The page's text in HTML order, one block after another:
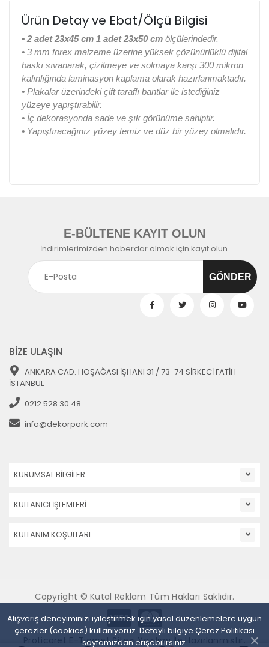
Ürün Detay ve Ebat/Ölçü Bilgisi
• 2 adet 23x45 cm 1 adet 23x50 cm ölçülerindedir.
• 3 mm forex malzeme üzerine yüksek çözünürlüklü dijital
baskı sıvanarak, çizilmeye ve solmaya karşı 300 mikron
kalınlığında laminasyon kaplama olarak hazırlanmaktadır.
• Plakalar üzerindeki çift taraflı bantlar ile istediğiniz
yüzeye yapıştırabilir.
• İç dekorasyonda sade ve şık görünüme sahiptir.
• Yapıştıracağınız yüzey temiz ve düz bir yüzey olmalıdır.
Alışveriş deneyiminizi iyileştirmek için yasal düzenlemelere uygun
çerezler (cookies) kullanıyoruz. Detaylı bilgiye Çerez Politikası
sayfamızdan erişebilirsiniz.
E-BÜLTENE KAYIT OLUN
İndirimlerimizden haberdar olmak için kayıt olun.
BİZE ULAŞIN
ANKARA CAD. HOŞAĞASI İŞHANI 31 / 73-74 SİRKECİ FATİH
İSTANBUL
0212 528 30 48
info@dekorpark.com
KURUMSAL BİLGİLER
KULLANICI İŞLEMLERİ
KULLANIM KOŞULLARI
Copyright © Kutal Reklam Tüm Hakları Saklıdır.
Proticaret E-Ticaret Sitesi Yazılımı İle Hazırlanmıştır.